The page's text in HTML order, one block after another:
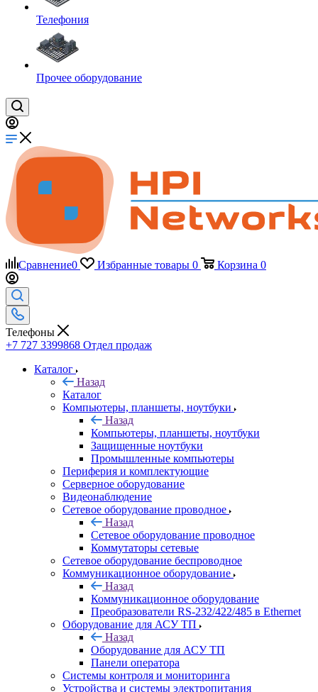
Телефония
Прочее оборудование
Сравнение0 Избранные товары 0 Корзина 0
Телефоны
+7 727 3399868 Отдел продаж
Каталог
Назад
Каталог
Компьютеры, планшеты, ноутбуки
Назад
Компьютеры, планшеты, ноутбуки
Защищенные ноутбуки
Промышленные компьютеры
Периферия и комплектующие
Серверное оборудование
Видеонаблюдение
Сетевое оборудование проводное
Назад
Сетевое оборудование проводное
Коммутаторы сетевые
Сетевое оборудование беспроводное
Коммуникационное оборудование
Назад
Коммуникационное оборудование
Преобразователи RS-232/422/485 в Ethernet
Оборудование для АСУ ТП
Назад
Оборудование для АСУ ТП
Панели оператора
Системы контроля и мониторинга
Устройства и системы электропитания